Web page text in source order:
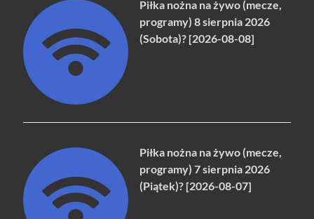
Piłka nożna na żywo (mecze,
programy) 8 sierpnia 2026
(Sobota)? [2026-08-08]
Piłka nożna na żywo (mecze,
programy) 7 sierpnia 2026
(Piątek)? [2026-08-07]